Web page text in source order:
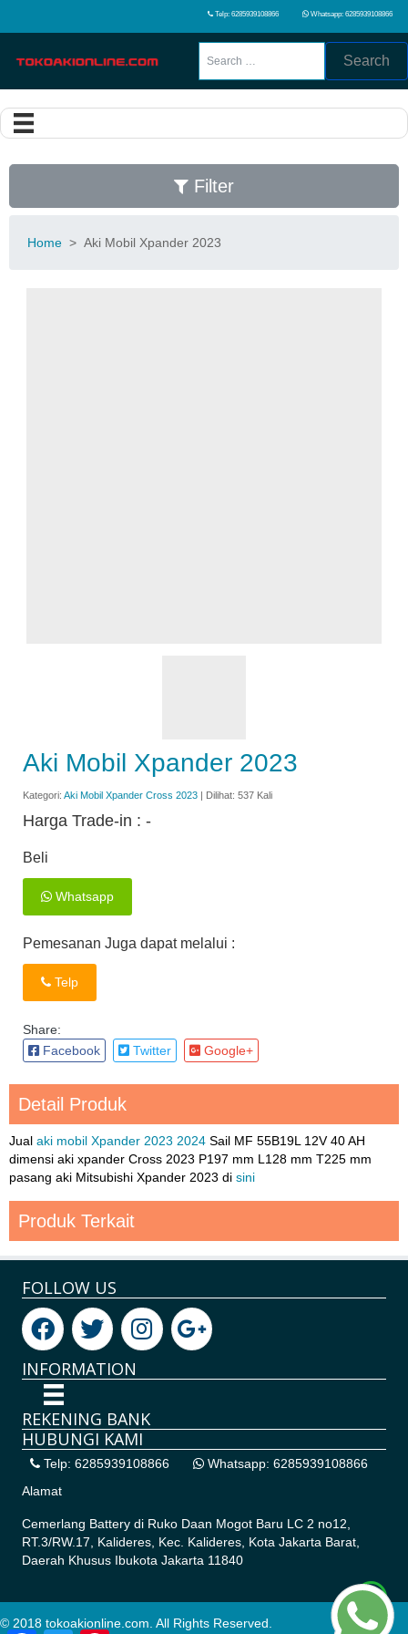
Telp: 6285939108866 Whatsapp: 6285939108866
Search
Filter
Home > Aki Mobil Xpander 2023
Aki Mobil Xpander 2023
Kategori: Aki Mobil Xpander Cross 2023 | Dilihat: 537 Kali
Harga Trade-in : -
Beli
Whatsapp
Pemesanan Juga dapat melalui :
Telp
Share:
Facebook
Twitter Google+
Detail Produk
Jual aki mobil Xpander 2023 2024 Sail MF 55B19L 12V 40 AH
dimensi aki xpander Cross 2023 P197 mm L128 mm T225 mm
pasang aki Mitsubishi Xpander 2023 di sini
Produk Terkait
FOLLOW US
INFORMATION
REKENING BANK
HUBUNGI KAMI
Telp: 6285939108866
Whatsapp: 6285939108866
Alamat
Cemerlang Battery di Ruko Daan Mogot Baru LC 2 no12,
RT.3/RW.17, Kalideres, Kec. Kalideres, Kota Jakarta Barat,
Daerah Khusus Ibukota Jakarta 11840
© 2018 tokoakionline.com. All Rights Reserved.